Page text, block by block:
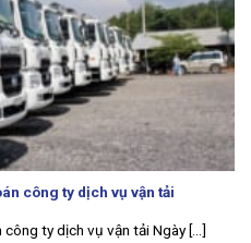
công ty dịch vụ vận tải
ty dịch vụ vận tải Ngày [...]